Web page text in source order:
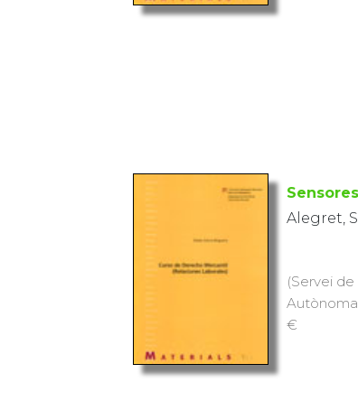
Alegret,
(Servei
Autònoma
€